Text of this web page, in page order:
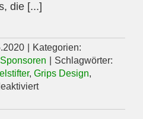
die [...]
Kategorien:
Sponsoren
Schlagwörter:
, Grips Design,
für
DESIGN